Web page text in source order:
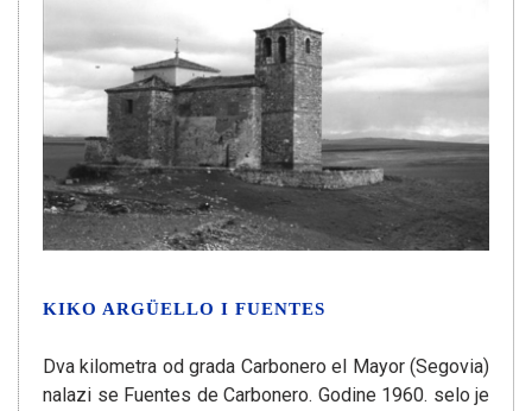
KIKO ARGÜELLO I FUENTES
Dva kilometra od grada Carbonero el Mayor (Segovia)
nalazi se Fuentes de Carbonero. Godine 1960. selo je